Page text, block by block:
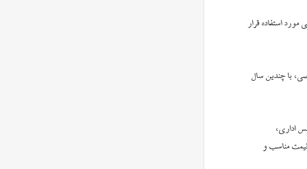
استفاده قرار
با چندین سال
اداری،
مناسب و